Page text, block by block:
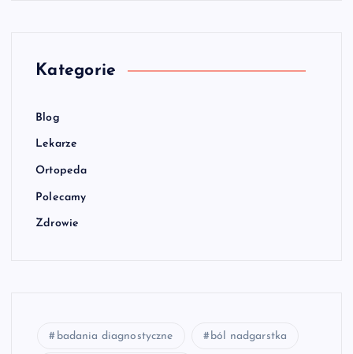
Kategorie
Blog
Lekarze
Ortopeda
Polecamy
Zdrowie
badania diagnostyczne ból nadgarstka